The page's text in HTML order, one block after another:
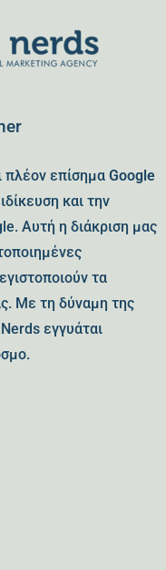
πλέον επίσημα Google
και την
Αυτή η διάκριση μας
τα
Με τη δύναμη της
εγγυάται